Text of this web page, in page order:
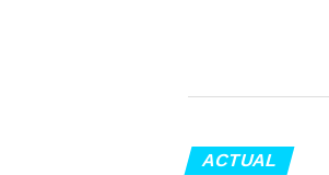
ACTUAL